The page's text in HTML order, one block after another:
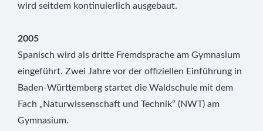
wird seitdem kontinuierlich ausgebaut.
2005
Spanisch wird als dritte Fremdsprache am Gymnasium
eingeführt. Zwei Jahre vor der offiziellen Einführung in
Baden-Württemberg startet die Waldschule mit dem
Fach „Naturwissenschaft und Technik“ (NWT) am
Gymnasium.